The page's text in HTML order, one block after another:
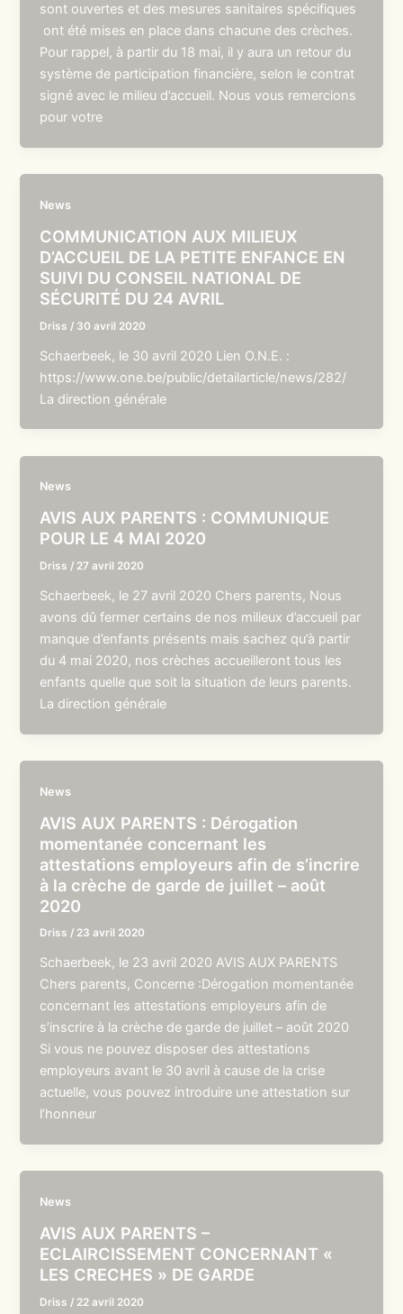
sont ouvertes et des mesures sanitaires spécifiques
ont été mises en place dans chacune des crèches.
Pour rappel, à partir du 18 mai, il y aura un retour du
système de participation financière, selon le contrat
signé avec le milieu d’accueil. Nous vous remercions
pour votre
News
COMMUNICATION AUX MILIEUX
D’ACCUEIL DE LA PETITE ENFANCE EN
SUIVI DU CONSEIL NATIONAL DE
SÉCURITÉ DU 24 AVRIL
Driss / 30 avril 2020
Schaerbeek, le 30 avril 2020 Lien O.N.E. :
https://www.one.be/public/detailarticle/news/282/
La direction générale
News
AVIS AUX PARENTS : COMMUNIQUE
POUR LE 4 MAI 2020
Driss / 27 avril 2020
Schaerbeek, le 27 avril 2020 Chers parents, Nous
avons dû fermer certains de nos milieux d’accueil par
manque d’enfants présents mais sachez qu’à partir
du 4 mai 2020, nos crèches accueilleront tous les
enfants quelle que soit la situation de leurs parents.
La direction générale
News
AVIS AUX PARENTS : Dérogation
momentanée concernant les
attestations employeurs afin de s’incrire
à la crèche de garde de juillet – août
2020
Driss / 23 avril 2020
Schaerbeek, le 23 avril 2020 AVIS AUX PARENTS
Chers parents, Concerne :Dérogation momentanée
concernant les attestations employeurs afin de
s’inscrire à la crèche de garde de juillet – août 2020
Si vous ne pouvez disposer des attestations
employeurs avant le 30 avril à cause de la crise
actuelle, vous pouvez introduire une attestation sur
l’honneur
News
AVIS AUX PARENTS –
ECLAIRCISSEMENT CONCERNANT «
LES CRECHES » DE GARDE
Driss / 22 avril 2020